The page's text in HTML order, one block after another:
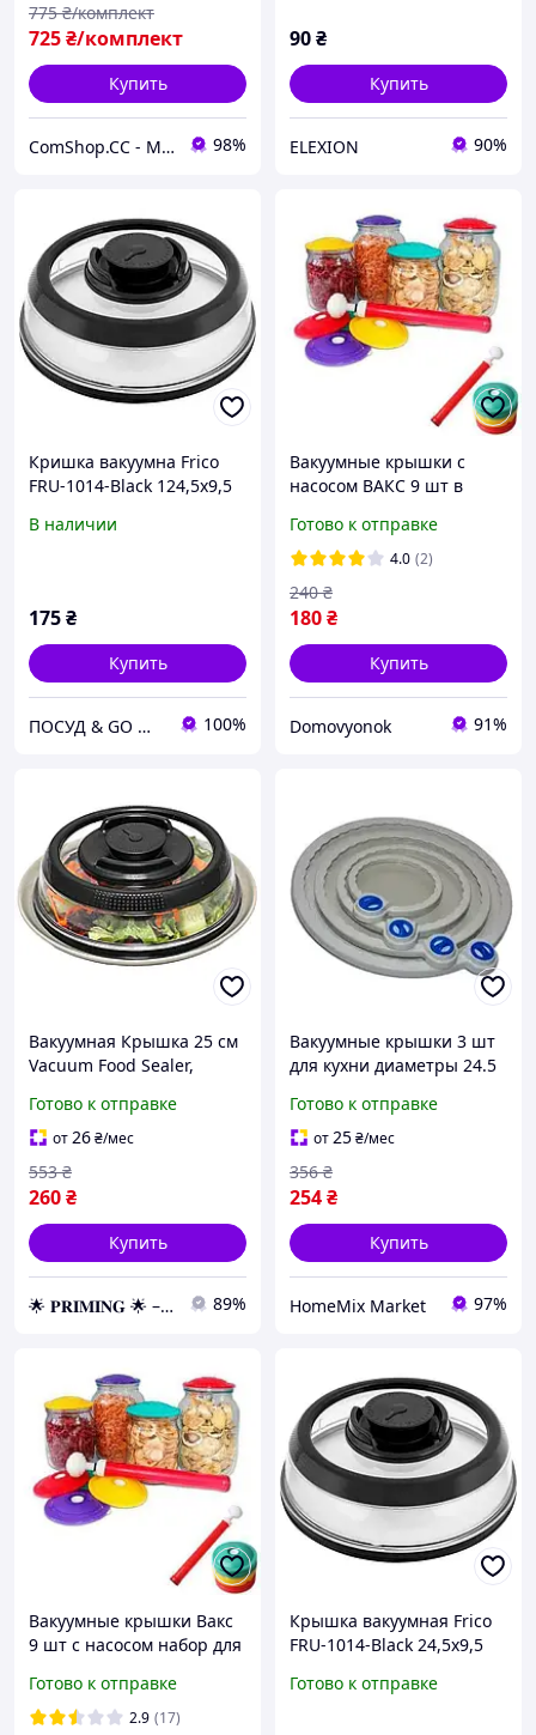
725₴/комплект
775 ₴/комплект
Купить
ComShop.CC - Магазин ТМ ComShop 98%
90₴
Купить
ELEXION 90%
Кришка вакуумна Frico
FRU-1014-Black 124,5х9,5
В наличии
175₴
Купить
ПОСУД & GO МАРКЕТ 100%
Вакуумные крышки с
насосом ВАКС 9 шт в
Готово к отправке
4.0 (2)
180₴
240 ₴
Купить
Domovyonok 91%
Вакуумная Крышка 25 см
Vacuum Food Sealer,
для посуды
Готово к отправке
от26₴/мес
260₴
553 ₴
Купить
🌟 𝐏𝐑𝐈𝐌𝐈𝐍𝐆 🌟 – Эксклюзивные товары премиум-качества от официального дистрибьютора! 89%
Вакуумные крышки 3 шт
для кухни диаметры 24.5
5281
Готово к отправке
от25₴/мес
254₴
356 ₴
Купить
HomeMix Market 97%
Вакуумные крышки Вакс
9 шт с насосом набор для
Готово к отправке
2.9 (17)
Крышка вакуумная Frico
FRU-1014-Black 24,5х9,5
Готово к отправке